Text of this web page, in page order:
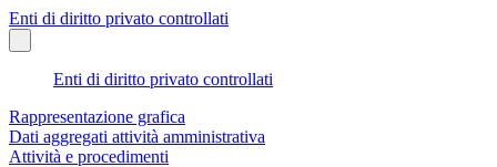
Enti di diritto privato controllati
Enti di diritto privato controllati
Rappresentazione grafica
Dati aggregati attività amministrativa
Attività e procedimenti